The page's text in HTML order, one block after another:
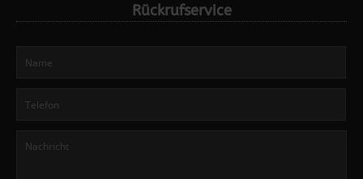
Rückrufservice